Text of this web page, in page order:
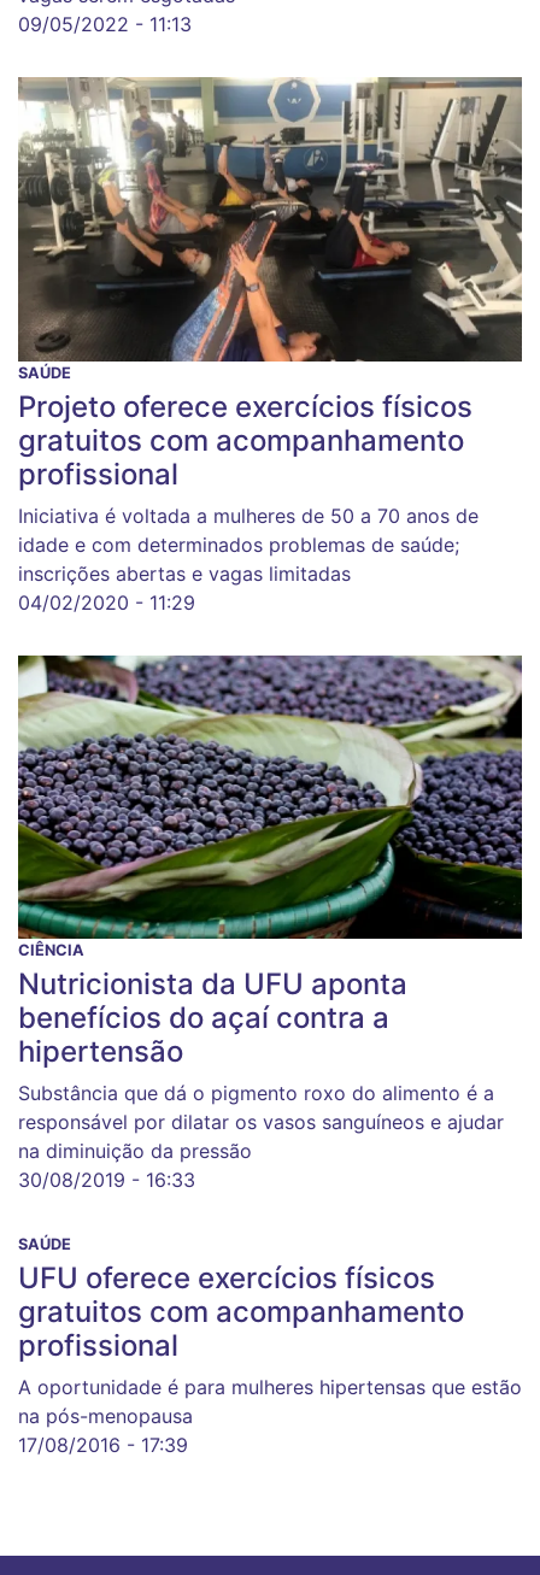
09/05/2022 - 11:13
SAÚDE
Projeto oferece exercícios físicos
gratuitos com acompanhamento
profissional
Iniciativa é voltada a mulheres de 50 a 70 anos de
idade e com determinados problemas de saúde;
inscrições abertas e vagas limitadas
04/02/2020 - 11:29
CIÊNCIA
Nutricionista da UFU aponta
benefícios do açaí contra a
hipertensão
Substância que dá o pigmento roxo do alimento é a
responsável por dilatar os vasos sanguíneos e ajudar
na diminuição da pressão
30/08/2019 - 16:33
SAÚDE
UFU oferece exercícios físicos
gratuitos com acompanhamento
profissional
A oportunidade é para mulheres hipertensas que estão
na pós-menopausa
17/08/2016 - 17:39